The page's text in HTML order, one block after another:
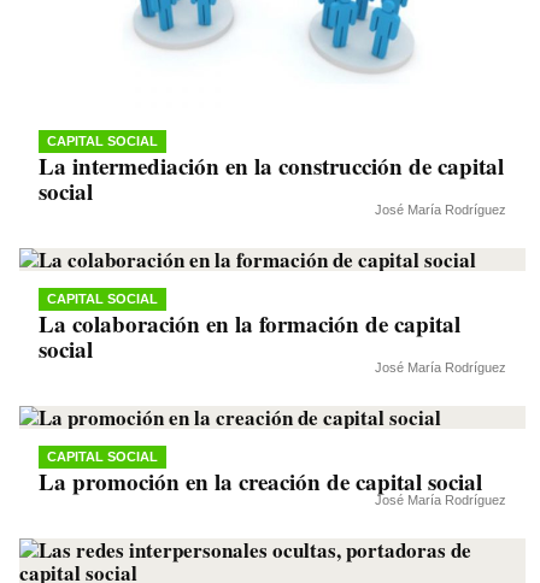
CAPITAL SOCIAL
La intermediación en la construcción de capital
social
José María Rodríguez
CAPITAL SOCIAL
La colaboración en la formación de capital
social
José María Rodríguez
CAPITAL SOCIAL
La promoción en la creación de capital social
José María Rodríguez